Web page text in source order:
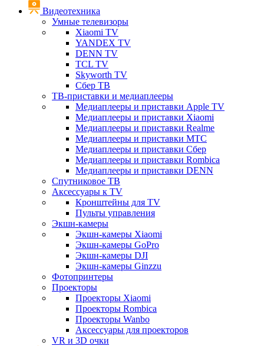
Видеотехника
Умные телевизоры
Xiaomi TV
YANDEX TV
DENN TV
TCL TV
Skyworth TV
Сбер ТВ
ТВ-приставки и медиаплееры
Медиаплееры и приставки Apple TV
Медиаплееры и приставки Xiaomi
Медиаплееры и приставки Realme
Медиаплееры и приставки МТС
Медиаплееры и приставки Сбер
Медиаплееры и приставки Rombica
Медиаплееры и приставки DENN
Спутниковое ТВ
Аксессуары к TV
Кронштейны для TV
Пульты управления
Экшн-камеры
Экшн-камеры Xiaomi
Экшн-камеры GoPro
Экшн-камеры DJI
Экшн-камеры Ginzzu
Фотопринтеры
Проекторы
Проекторы Xiaomi
Проекторы Rombica
Проекторы Wanbo
Аксессуары для проекторов
VR и 3D очки